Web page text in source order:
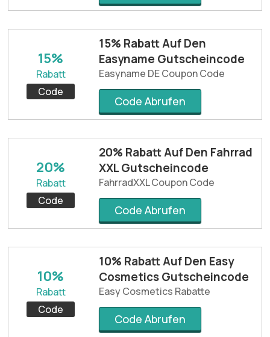
15%
Rabatt
Code
15% Rabatt Auf Den
Easyname Gutscheincode
Easyname DE Coupon Code
Code Abrufen
20%
Rabatt
Code
20% Rabatt Auf Den Fahrrad
XXL Gutscheincode
FahrradXXL Coupon Code
Code Abrufen
10%
Rabatt
Code
10% Rabatt Auf Den Easy
Cosmetics Gutscheincode
Easy Cosmetics Rabatte
Code Abrufen